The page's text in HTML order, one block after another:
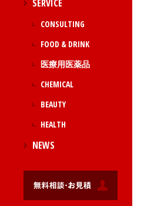
SERVICE
CONSULTING
FOOD & DRINK
医療用医薬品
CHEMICAL
BEAUTY
HEALTH
NEWS